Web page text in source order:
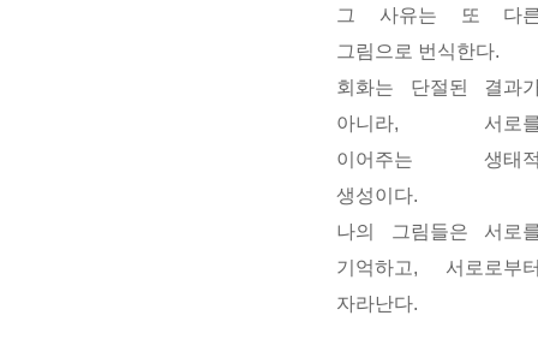
그 사유는 또 다
그림으로 번식한다.
회화는 단절된 결과
아니라, 서로
이어주는 생태
생성이다.
나의 그림들은 서로
기억하고, 서로로부
자라난다.